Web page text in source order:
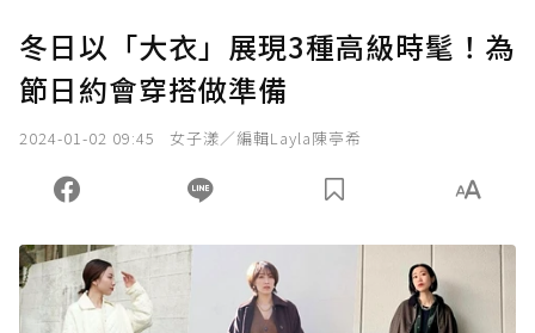
冬日以「大衣」展現3種高級時髦！為
節日約會穿搭做準備
2024-01-02 09:45 女子漾／編輯Layla陳亭希